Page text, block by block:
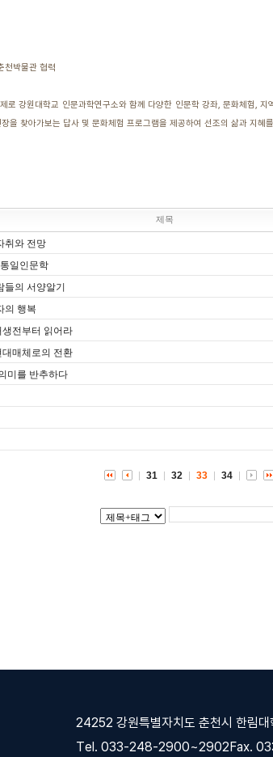
천박물관 협력
로 강원대학교 인문과학연구소와 함께 다양한 인문학 강좌, 문화체험
을 찾아가보는 답사 및 문화체험 프로그램을 제공하여 선조의 삶과 지
제목
취와 전망
일인문학
의 서양알기
의 행복
전부터 읽어라
매체로의 전환
미를 반추하다
31 32 33 34
24252 강원특별자치도 춘천시 한림
Tel. 033-248-2900~2902Fax.